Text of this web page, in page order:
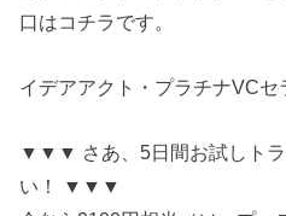
口はコチラです。
イデアアクト・プラチナVCセ
▼▼▼ さあ、5日間お試しトラ
い！ ▼▼▼